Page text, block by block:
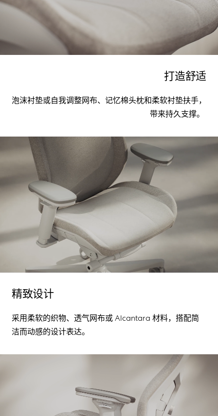
打造舒适
泡沫衬垫或自我调整网布、 记忆棉头枕和柔软衬垫扶手，
带来持久支撑。
精致设计
采用柔软的织物、透气网布或 Alcantara 材料， 搭配简
洁而动感的设计表达。